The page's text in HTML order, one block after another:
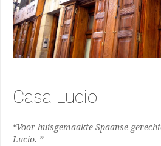
Casa Lucio
“Voor huisgemaakte Spaanse
Lucio. ”